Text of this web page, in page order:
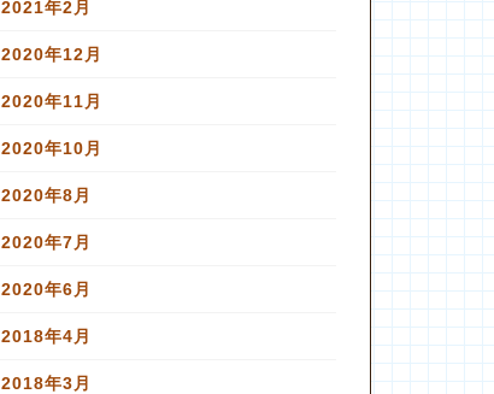
2021年2月
2020年12月
2020年11月
2020年10月
2020年8月
2020年7月
2020年6月
2018年4月
2018年3月